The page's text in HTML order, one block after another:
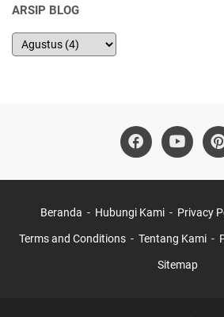
ARSIP BLOG
Beranda Hubungi Kami Privacy
Terms and Conditions Tentang Kami
Sitemap